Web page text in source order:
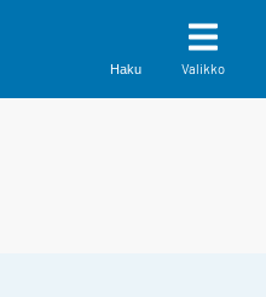
Haku Valikko